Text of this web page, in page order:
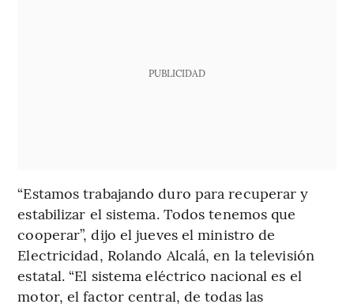
PUBLICIDAD
“Estamos trabajando duro para recuperar y
estabilizar el sistema. Todos tenemos que
cooperar”, dijo el jueves el ministro de
Electricidad, Rolando Alcalá, en la televisión
estatal. “El sistema eléctrico nacional es el
motor, el factor central, de todas las